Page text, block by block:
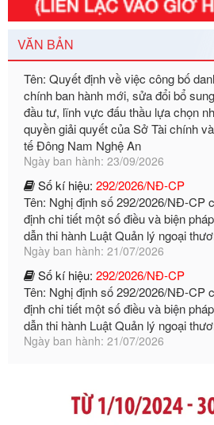
VĂN BẢN
Số kí hiệu:3014/QĐ-UBND
chính ban hành mới, sửa đổi bổ
đầu tư, lĩnh vực đấu thầu lựa chọn
quyền giải quyết của Sở Tài chính
tế Đông Nam Nghệ An
Ngày ban hành: 23/09/2026
Số kí hiệu:292/2026/NĐ-CP
Tên: Nghị định số 292/2026/NĐ-CP
định chi tiết một số điều và biện
dẫn thi hành Luật Quản lý ngoại
Ngày ban hành: 21/07/2026
Số kí hiệu:292/2026/NĐ-CP
Tên: Nghị định số 292/2026/NĐ-CP
định chi tiết một số điều và biện
dẫn thi hành Luật Quản lý ngoại
Ngày ban hành: 21/07/2026
Số kí hiệu:105/2026/TT-BTC
Tên: Thông tư số 105/2026/TT-BTC
bỏ Thông tư số 87/2019/TT- BТC
Ngày ban hành: 21/07/2026